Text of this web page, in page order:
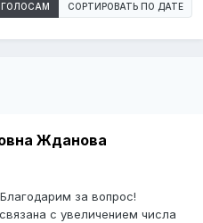
ГОЛОСАМ СОРТИРОВАТЬ ПО ДАТЕ
Жданова
за вопрос!
с увеличением числа